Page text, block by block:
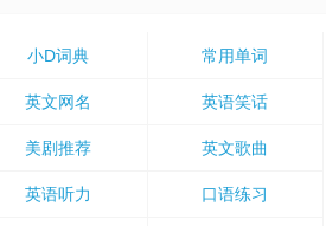
小D词典 常用单词
英文网名 英语笑话
美剧推荐 英文歌曲
英语听力 口语练习